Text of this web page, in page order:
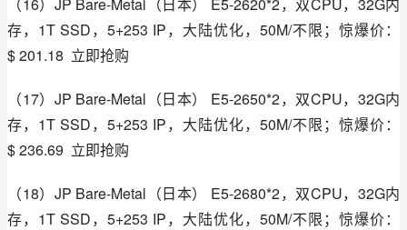
存，1T SSD，5+253 IP，大陆优化，50M/不限；惊爆价：
$ 201.18  立即抢购
（17）JP Bare-Metal（日本） E5-2650*2，双CPU，32G内
存，1T SSD，5+253 IP，大陆优化，50M/不限；惊爆价：
$ 236.69  立即抢购
（18）JP Bare-Metal（日本） E5-2680*2，双CPU，32G内
存，1T SSD，5+253 IP，大陆优化，50M/不限；惊爆价：